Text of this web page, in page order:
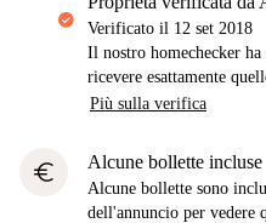
Verificato il 12 set 2018
Il nostro homechecker
ricevere esattamente
Più sulla verifica
euro Alcune bollette incluse
Alcune bollette sono
dell'annuncio per vedere